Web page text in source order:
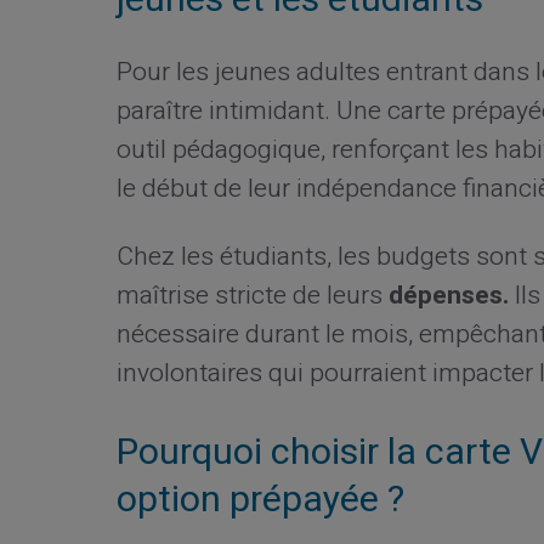
Pour les jeunes adultes entrant
paraître intimidant. Une carte
outil pédagogique, renforçant les
le début de leur indépendance
Chez les étudiants, les budgets sont
maîtrise stricte de leurs dépenses.
nécessaire durant le mois,
involontaires qui pourraient impacter
Pourquoi choisir la carte
option prépayée ?